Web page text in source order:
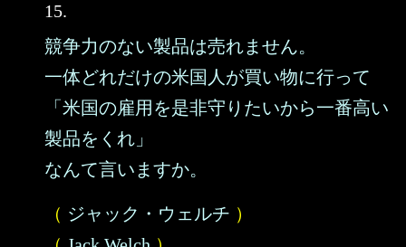
15.
競争力のない製品は売れません。
一体どれだけの米国人が買い物に行って
「米国の雇用を是非守りたいから一番高い
製品をくれ」
なんて言いますか。
（ ジャック・ウェルチ ）